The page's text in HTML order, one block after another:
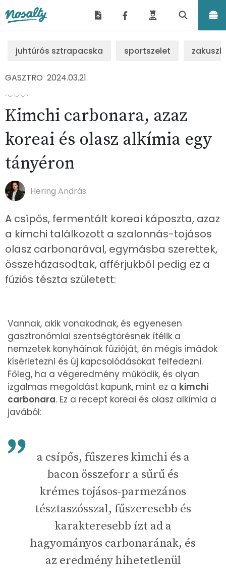
juhtúrós sztrapacska sportszelet
GASZTRO 2024.03.21.
Kimchi carbonara, azaz
koreai és olasz alkímia egy
tányéron
Hering András
A csípős, fermentált koreai káposzta, azaz
a kimchi találkozott a szalonnás-tojásos
olasz carbonarával, egymásba szerettek,
összeházasodtak, afférjukból pedig ez a
fúziós tészta született:
Vannak, akik vonakodnak, és egyenesen
gasztronómiai szentségtörésnek ítélik a
nemzetek konyháinak fúzióját, én mégis imádok
kísérletezni és új kapcsolódásokat felfedezni.
Főleg, ha a végeredmény működik, és olyan
izgalmas megoldást kapunk, mint ez a kimchi
carbonara. Ez a recept koreai és olasz alkímia a
javából:
a csípős, fűszeres kimchi és a
bacon összeforr a sűrű és
krémes tojásos-parmezános
tésztaszósszal, fűszeresebb és
karakteresebb ízt ad a
hagyományos carbonarának, és
az eredmény hihetetlenül